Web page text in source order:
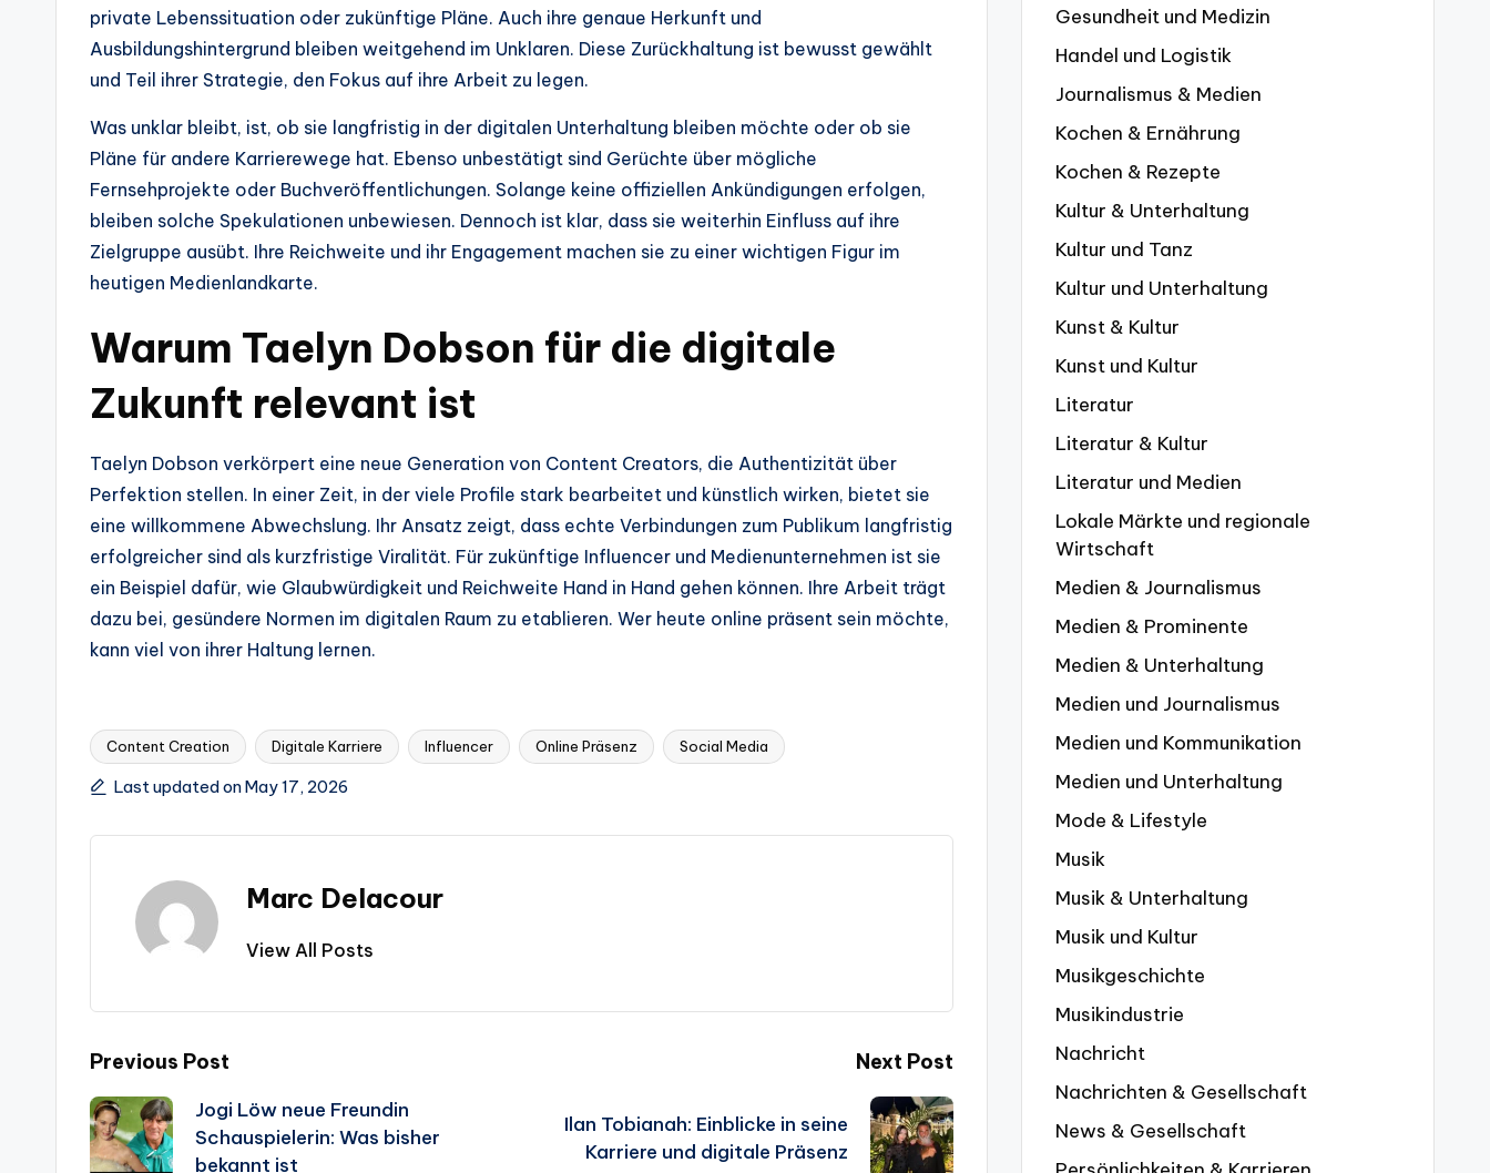
private Lebenssituation oder zukünftige Pläne. Auch ihre genaue Herkunft und
Ausbildungshintergrund bleiben weitgehend im Unklaren. Diese Zurückhaltung ist bewusst gewählt
und Teil ihrer Strategie, den Fokus auf ihre Arbeit zu legen.
Was unklar bleibt, ist, ob sie langfristig in der digitalen Unterhaltung bleiben möchte oder ob sie
Pläne für andere Karrierewege hat. Ebenso unbestätigt sind Gerüchte über mögliche
Fernsehprojekte oder Buchveröffentlichungen. Solange keine offiziellen Ankündigungen erfolgen,
bleiben solche Spekulationen unbewiesen. Dennoch ist klar, dass sie weiterhin Einfluss auf ihre
Zielgruppe ausübt. Ihre Reichweite und ihr Engagement machen sie zu einer wichtigen Figur im
heutigen Medienlandkarte.
Warum Taelyn Dobson für die digitale
Zukunft relevant ist
Taelyn Dobson verkörpert eine neue Generation von Content Creators, die Authentizität über
Perfektion stellen. In einer Zeit, in der viele Profile stark bearbeitet und künstlich wirken, bietet sie
eine willkommene Abwechslung. Ihr Ansatz zeigt, dass echte Verbindungen zum Publikum langfristig
erfolgreicher sind als kurzfristige Viralität. Für zukünftige Influencer und Medienunternehmen ist sie
ein Beispiel dafür, wie Glaubwürdigkeit und Reichweite Hand in Hand gehen können. Ihre Arbeit trägt
dazu bei, gesündere Normen im digitalen Raum zu etablieren. Wer heute online präsent sein möchte,
kann viel von ihrer Haltung lernen.
Tags:
Content Creation Digitale Karriere Influencer Online Präsenz Social Media
Last updated on May 17, 2026
Marc Delacour
View All Posts
Post
navigation
Previous Post
Jogi Löw neue Freundin
Schauspielerin: Was bisher
bekannt ist
Next Post
Ilan Tobianah: Einblicke in seine
Karriere und digitale Präsenz
Gesundheit und Medizin
Handel und Logistik
Journalismus & Medien
Kochen & Ernährung
Kochen & Rezepte
Kultur & Unterhaltung
Kultur und Tanz
Kultur und Unterhaltung
Kunst & Kultur
Kunst und Kultur
Literatur
Literatur & Kultur
Literatur und Medien
Lokale Märkte und regionale
Wirtschaft
Medien & Journalismus
Medien & Prominente
Medien & Unterhaltung
Medien und Journalismus
Medien und Kommunikation
Medien und Unterhaltung
Mode & Lifestyle
Musik
Musik & Unterhaltung
Musik und Kultur
Musikgeschichte
Musikindustrie
Nachricht
Nachrichten & Gesellschaft
News & Gesellschaft